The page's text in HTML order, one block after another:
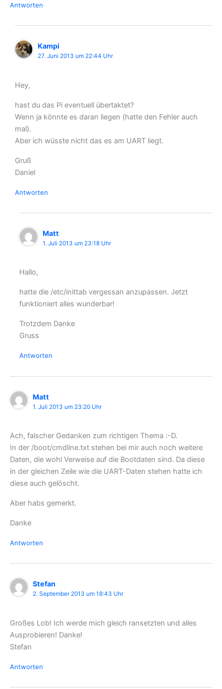
Antworten
Kampi
27. Juni 2013 um 22:44 Uhr
Hey,
hast du das Pi eventuell übertaktet?
Wenn ja könnte es daran liegen (hatte den Fehler auch
mal).
Aber ich wüsste nicht das es am UART liegt.
Gruß
Daniel
Antworten
Matt
1. Juli 2013 um 23:18 Uhr
Hallo,
hatte die /etc/inittab vergessan anzupassen. Jetzt
funktioniert alles wunderbar!
Trotzdem Danke
Gruss
Antworten
Matt
1. Juli 2013 um 23:20 Uhr
Ach, falscher Gedanken zum richtigen Thema :-D.
In der /boot/cmdline.txt stehen bei mir auch noch weitere
Daten, die wohl Verweise auf die Bootdaten sind. Da diese
in der gleichen Zeile wie die UART-Daten stehen hatte ich
diese auch gelöscht.
Aber habs gemerkt.
Danke
Antworten
Stefan
2. September 2013 um 18:43 Uhr
Großes Lob! Ich werde mich gleich ransetzten und alles
Ausprobieren! Danke!
Stefan
Antworten